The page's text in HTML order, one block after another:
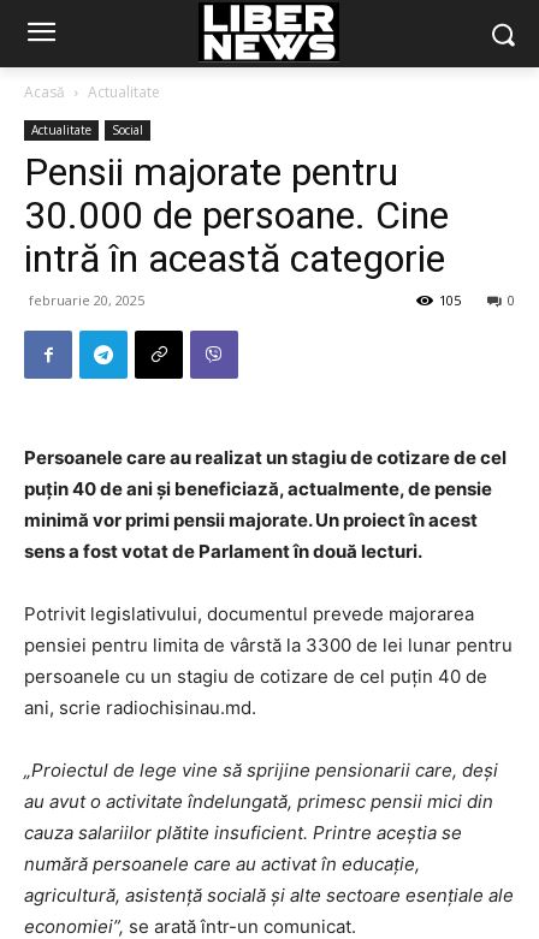
Acasă Actualitate
Actualitate Social
Pensii majorate pentru
30.000 de persoane. Cine
intră în această categorie
februarie 20, 2025 0
105
Persoanele care au realizat un stagiu de cotizare de cel
puțin 40 de ani și beneficiază, actualmente, de pensie
minimă vor primi pensii majorate. Un proiect în acest
sens a fost votat de Parlament în două lecturi.
Potrivit legislativului, documentul prevede majorarea
pensiei pentru limita de vârstă la 3300 de lei lunar pentru
persoanele cu un stagiu de cotizare de cel puțin 40 de
ani, scrie radiochisinau.md.
„Proiectul de lege vine să sprijine pensionarii care, deși
au avut o activitate îndelungată, primesc pensii mici din
cauza salariilor plătite insuficient. Printre aceștia se
numără persoanele care au activat în educație,
agricultură, asistență socială și alte sectoare esențiale ale
economiei”, se arată într-un comunicat.